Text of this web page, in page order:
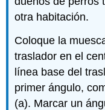
otra habitación.
Coloque la
traslador en el
línea base del
primer ángulo,
(a). Marcar un